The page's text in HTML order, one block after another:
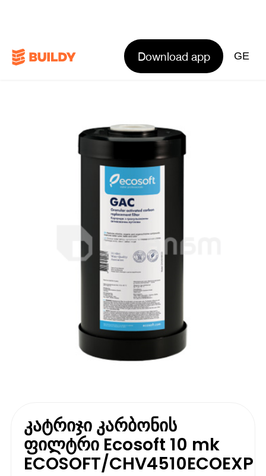
Download app GE
კატრიჯი კარბონის
ფილტრი Ecosoft 10 mk
ECOSOFT/CHV4510ECOEXP